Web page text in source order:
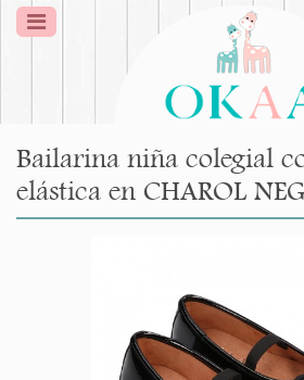
Bailarina niña colegial
elástica en CHAROL